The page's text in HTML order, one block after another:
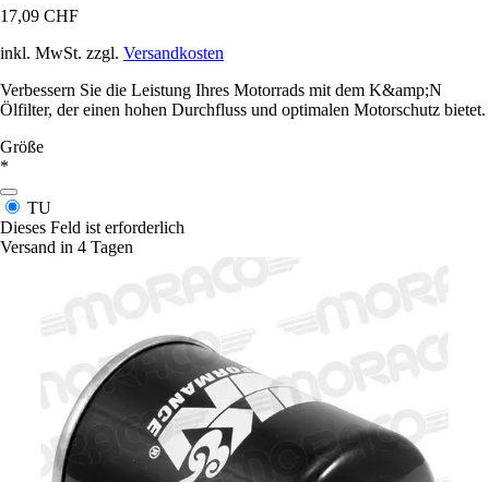
17,09 CHF
inkl. MwSt. zzgl. Versandkosten
Verbessern Sie die Leistung Ihres Motorrads mit dem K&amp;N
Ölfilter, der einen hohen Durchfluss und optimalen Motorschutz bietet.
Größe
*
TU
Dieses Feld ist erforderlich
Versand in 4 Tagen